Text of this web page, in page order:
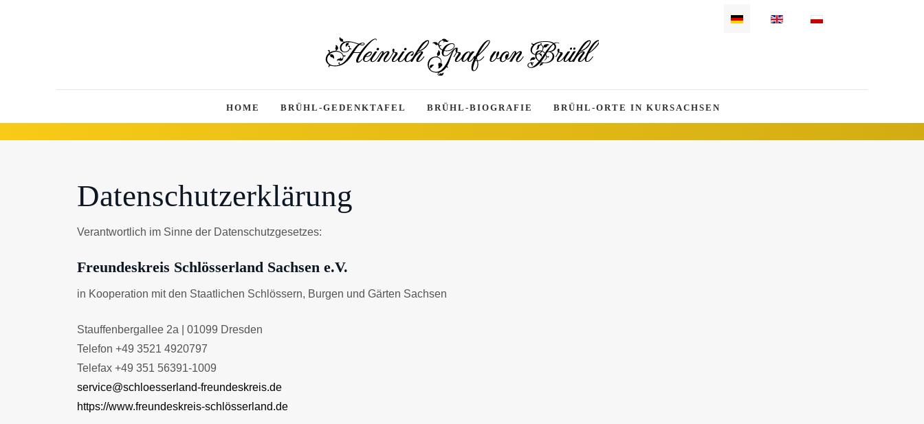
HOME BRÜHL-GEDENKTAFEL BRÜHL-BIOGRAFIE BRÜHL-ORTE IN KURSACHSEN
Datenschutzerklärung
Verantwortlich im Sinne der Datenschutzgesetzes:
Freundeskreis Schlösserland Sachsen e.V.
in Kooperation mit den Staatlichen Schlössern, Burgen und Gärten Sachsen
Stauffenbergallee 2a | 01099 Dresden
Telefon +49 3521 4920797
Telefax +49 351 56391-1009
service@schloesserland-freundeskreis.de
https://www.freundeskreis-schlösserland.de